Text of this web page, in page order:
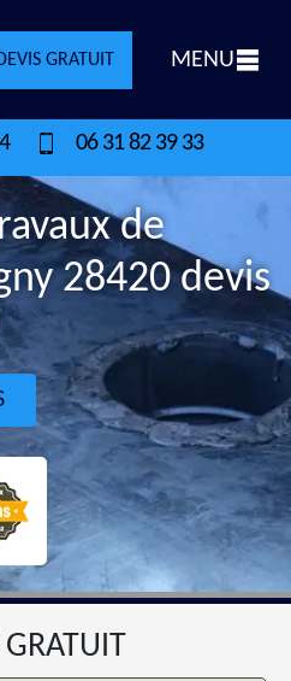
GRATUIT MENU
06 31 82 39 33
de
28420 devis